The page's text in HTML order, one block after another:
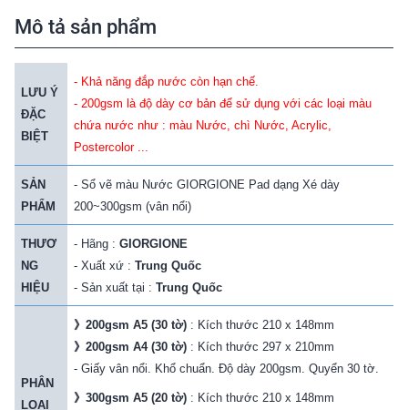
Mô tả sản phẩm
LƯU Ý
ĐẶC
BIỆT
- Khả năng đắp nước còn hạn chế.
- 200gsm là độ dày cơ bản để sử dụng với các loại màu
chứa nước như : màu Nước, chì Nước, Acrylic,
Postercolor ...
SẢN
PHẨM
- Sổ vẽ màu Nước GIORGIONE Pad dạng Xé dày
200~300gsm (vân nổi)
THƯƠ
NG
HIỆU
- Hãng : GIORGIONE
- Xuất xứ : Trung Quốc
- Sản xuất tại : Trung Quốc
PHÂN
LOẠI
》 200gsm A5 (30 tờ) : Kích thước 210 x 148mm
》 200gsm A4 (30 tờ) : Kích thước 297 x 210mm
- Giấy vân nổi. Khổ chuẩn. Độ dày 200gsm. Quyển 30 tờ.
》 300gsm A5 (20 tờ) : Kích thước 210 x 148mm